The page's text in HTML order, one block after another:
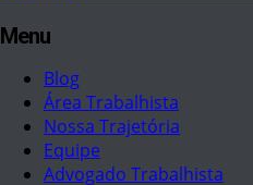
Menu
Blog
Área Trabalhista
Nossa Trajetória
Equipe
Advogado Trabalhista